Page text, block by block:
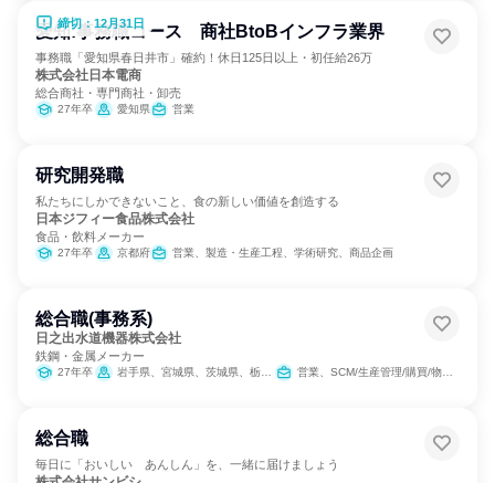
締切：12月31日
愛知:事務職コース 商社BtoBインフラ業界
事務職「愛知県春日井市」確約！休日125日以上・初任給26万
株式会社日本電商
総合商社・専門商社・卸売
27年卒 愛知県 営業
研究開発職
私たちにしかできないこと、食の新しい価値を創造する
日本ジフィー食品株式会社
食品・飲料メーカー
27年卒 京都府 営業、製造・生産工程、学術研究、商品企画
総合職(事務系)
日之出水道機器株式会社
鉄鋼・金属メーカー
27年卒 岩手県、宮城県、茨城県、栃木県、群馬県、埼玉県、千葉県、東京都、神奈川県、新潟県、石川県、長野県、静岡県、愛知県、滋賀県、京都府、大阪府、兵庫県、鳥取県、岡山県、広島県、山口県、愛媛県、高知県、福岡県、佐賀県、長崎県、熊本県、宮崎県、鹿児島県 営業、SCM/生産管理/購買/物流、経理/税務/財務、総務、法務/知財、マーケティング・広告・宣伝
総合職
毎日に「おいしい あんしん」を、一緒に届けましょう